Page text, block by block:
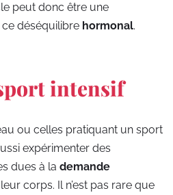
peut donc être une
déséquilibre hormonal.
intensif
ou celles pratiquant un sport
expérimenter des
dues à la demande
corps. Il n’est pas rare que